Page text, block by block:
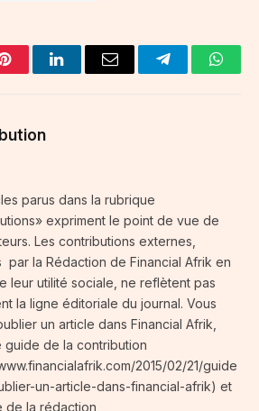
PinterestLinkedInEmail Telegram
parus dans la rubrique
expriment le point de vue de
Les contributions externes,
par la Rédaction de Financial Afrik en
leur utilité sociale, ne reflètent pas
la ligne éditoriale du journal. Vous
un article dans Financial Afrik,
guide de la contribution
2015/02/21/guide
un-article-dans-financial-afrik) et
de la rédaction